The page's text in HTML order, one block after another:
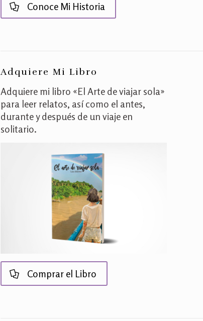
Conoce Mi Historia
Adquiere Mi Libro
Adquiere mi libro «El Arte de viajar sola»
para leer relatos, así como el antes,
durante y después de un viaje en
solitario.
Comprar el Libro